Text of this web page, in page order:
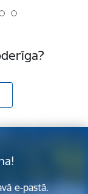
e-pastā.